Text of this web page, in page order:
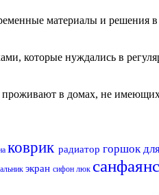
материалы и решения
которые нуждались в
в домах, не
коврик радиатор горшок
экран сифон люк санфаянс